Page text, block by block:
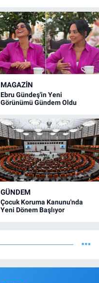
MAGAZİN
Ebru Gündeş'in Yeni
Görünümü Gündem Oldu
GÜNDEM
Çocuk Koruma Kanunu'nda
Yeni Dönem Başlıyor